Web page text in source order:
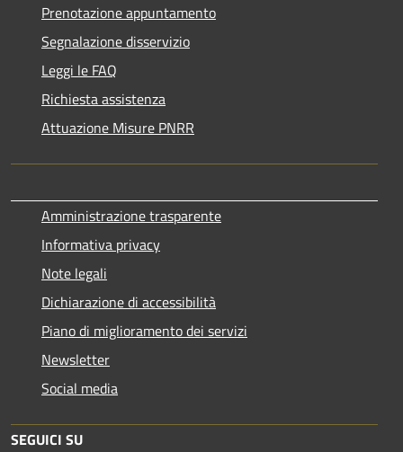
Prenotazione appuntamento
Segnalazione disservizio
Leggi le FAQ
Richiesta assistenza
Attuazione Misure PNRR
Amministrazione trasparente
Informativa privacy
Note legali
Dichiarazione di accessibilità
Piano di miglioramento dei servizi
Newsletter
Social media
SEGUICI SU